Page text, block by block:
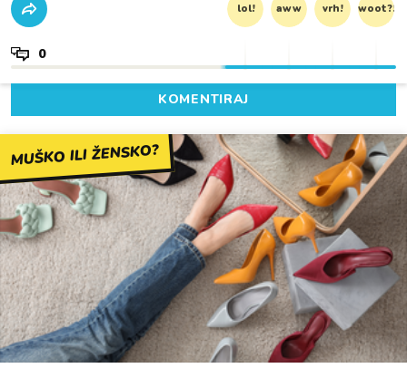
lol! aww vrh! woot?!
0
KOMENTIRAJ
MUŠKO ILI ŽENSKO?